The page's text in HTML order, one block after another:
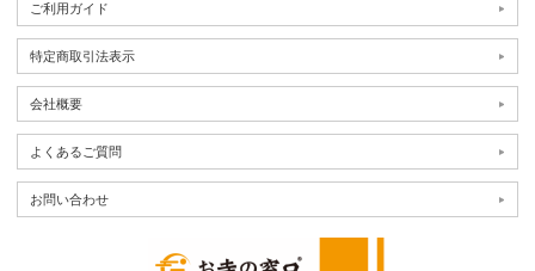
ご利用ガイド
特定商取引法表示
会社概要
よくあるご質問
お問い合わせ